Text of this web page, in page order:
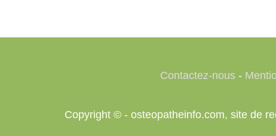
Contactez-nous-
Copyright © - osteopatheinfo.com, site de